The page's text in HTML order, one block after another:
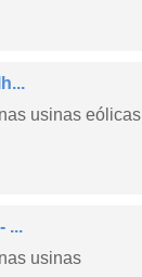
usinas eólicas
...
usinas